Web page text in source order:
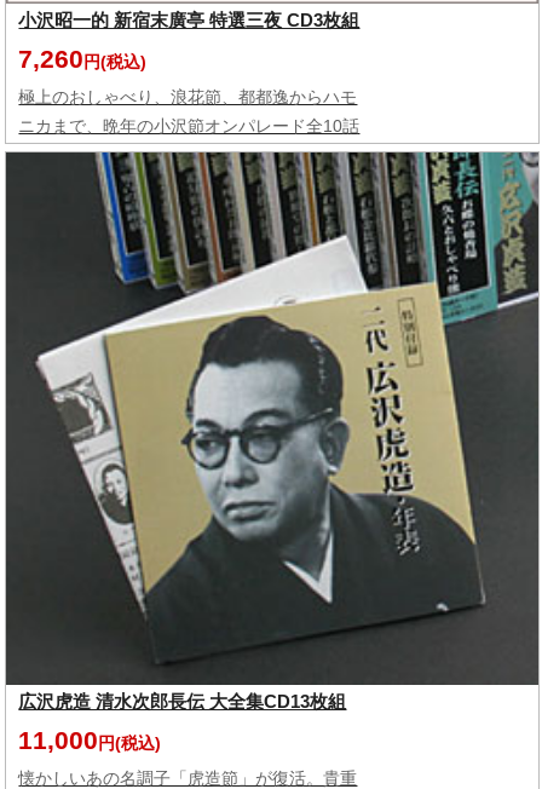
小沢昭一的 新宿末廣亭 特選三夜 CD3枚組
7,260円(税込)
極上のおしゃべり、浪花節、都都逸からハモ
ニカまで、晩年の小沢節オンパレード全10話
広沢虎造 清水次郎長伝 大全集CD13枚組
11,000円(税込)
懐かしいあの名調子「虎造節」が復活。貴重